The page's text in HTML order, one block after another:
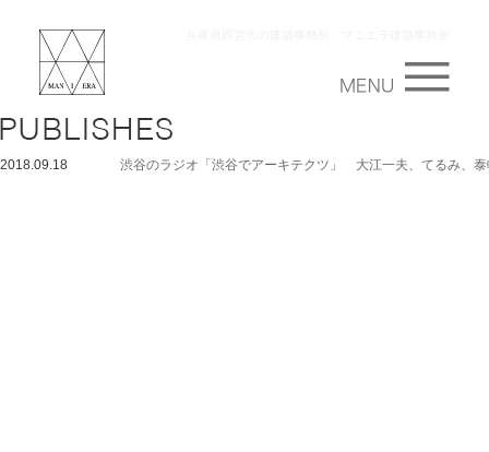
2018.09.18 渋谷のラジオ「渋谷でアーキテクツ」 大江一夫、てるみ、